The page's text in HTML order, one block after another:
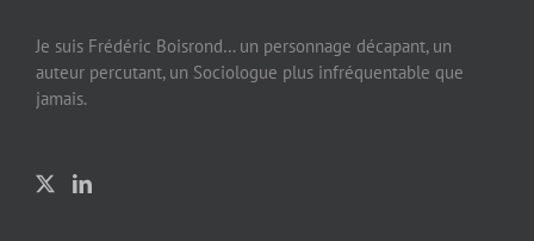
Je suis Frédéric Boisrond… un personnage décapant, un
auteur percutant, un Sociologue plus infréquentable que
jamais.